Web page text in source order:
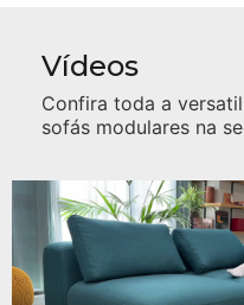
Vídeos
Confira toda a
sofás modulares na